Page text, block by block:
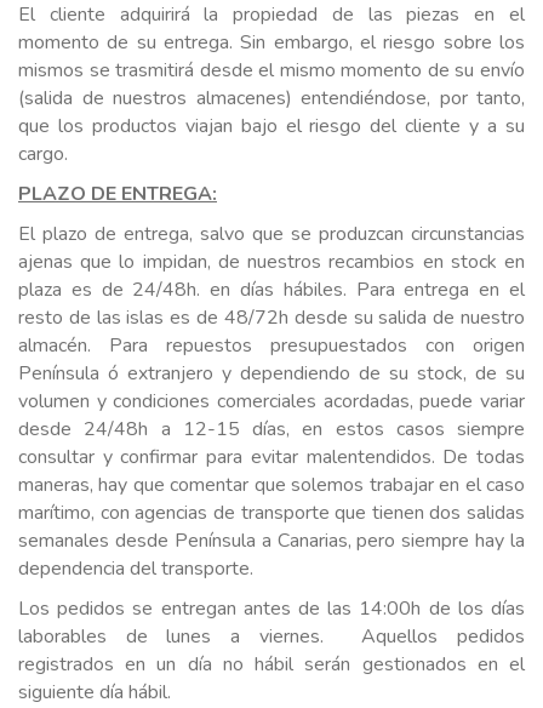
El cliente adquirirá la propiedad de las piezas en el
momento de su entrega. Sin embargo, el riesgo sobre los
mismos se trasmitirá desde el mismo momento de su envío
(salida de nuestros almacenes) entendiéndose, por tanto,
que los productos viajan bajo el riesgo del cliente y a su
cargo.
PLAZO DE ENTREGA:
El plazo de entrega, salvo que se produzcan circunstancias
ajenas que lo impidan, de nuestros recambios en stock en
plaza es de 24/48h. en días hábiles. Para entrega en el
resto de las islas es de 48/72h desde su salida de nuestro
almacén. Para repuestos presupuestados con origen
Península ó extranjero y dependiendo de su stock, de su
volumen y condiciones comerciales acordadas, puede variar
desde 24/48h a 12-15 días, en estos casos siempre
consultar y confirmar para evitar malentendidos. De todas
maneras, hay que comentar que solemos trabajar en el caso
marítimo, con agencias de transporte que tienen dos salidas
semanales desde Península a Canarias, pero siempre hay la
dependencia del transporte.
Los pedidos se entregan antes de las 14:00h de los días
laborables de lunes a viernes. Aquellos pedidos
registrados en un día no hábil serán gestionados en el
siguiente día hábil.